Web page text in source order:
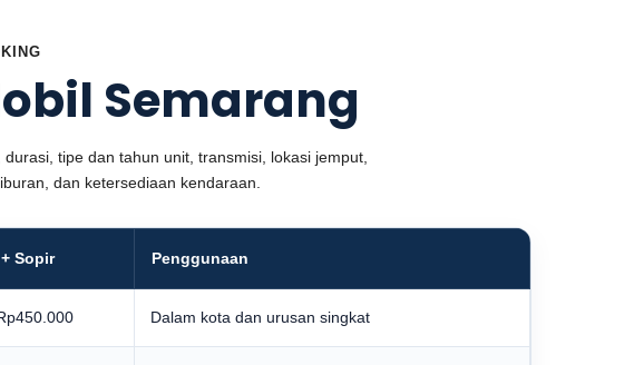
Semarang
tipe dan tahun unit, transmisi, lokasi jemput,
dan ketersediaan kendaraan.
Sopir Penggunaan
Dalam kota dan urusan singkat